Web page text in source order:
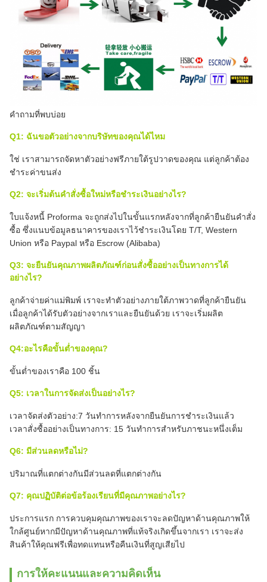
คำถามที่พบบ่อย
Q1: ฉันขอตัวอย่างจากบริษัทของคุณได้ไหม
ใช่ เราสามารถจัดหาตัวอย่างฟรีภายใต้รูปวาดของคุณ แต่ลูกค้าต้อง
ชำระค่าขนส่ง
Q2: จะเริ่มต้นคำสั่งซื้อใหม่หรือชำระเงินอย่างไร?
ใบแจ้งหนี้ Proforma จะถูกส่งไปในขั้นแรกหลังจากที่ลูกค้ายืนยันคำสั่ง
ซื้อ ซึ่งแนบข้อมูลธนาคารของเราไว้ชำระเงินโดย T/T, Western
Union หรือ Paypal หรือ Escrow (Alibaba)
Q3: จะยืนยันคุณภาพผลิตภัณฑ์ก่อนสั่งซื้ออย่างเป็นทางการได้
อย่างไร?
ลูกค้าจ่ายค่าแม่พิมพ์ เราจะทำตัวอย่างภายใต้ภาพวาดที่ลูกค้ายืนยัน
เมื่อลูกค้าได้รับตัวอย่างจากเราและยืนยันด้วย เราจะเริ่มผลิต
ผลิตภัณฑ์ตามสัญญา
Q4:อะไรคือขั้นต่ำของคุณ?
ขั้นต่ำของเราคือ 100 ชิ้น
Q5: เวลาในการจัดส่งเป็นอย่างไร?
เวลาจัดส่งตัวอย่าง:7 วันทำการหลังจากยืนยันการชำระเงินแล้ว
เวลาสั่งซื้ออย่างเป็นทางการ: 15 วันทำการสำหรับภาชนะหนึ่งเต็ม
Q6: มีส่วนลดหรือไม่?
ปริมาณที่แตกต่างกันมีส่วนลดที่แตกต่างกัน
Q7: คุณปฏิบัติต่อข้อร้องเรียนที่มีคุณภาพอย่างไร?
ประการแรก การควบคุมคุณภาพของเราจะลดปัญหาด้านคุณภาพให้
ใกล้ศูนย์หากมีปัญหาด้านคุณภาพที่แท้จริงเกิดขึ้นจากเรา เราจะส่ง
สินค้าให้คุณฟรีเพื่อทดแทนหรือคืนเงินที่สูญเสียไป
การให้คะแนนและความคิดเห็น